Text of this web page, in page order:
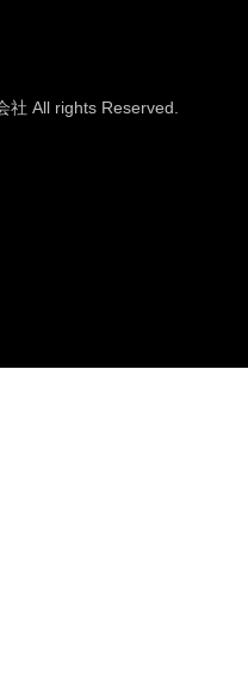
社 All rights Reserved.